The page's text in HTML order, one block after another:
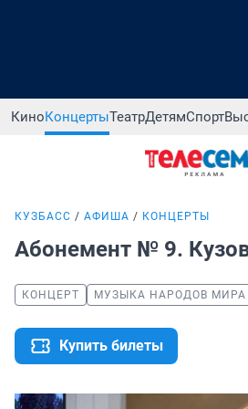
КиноКонцертыТеатрДетямСпорт
КУЗБАСС АФИША КОНЦЕРТЫ
Абонемент № 9.
КОНЦЕРТ МУЗЫКА НАРОДОВ МИРА
Купить билеты